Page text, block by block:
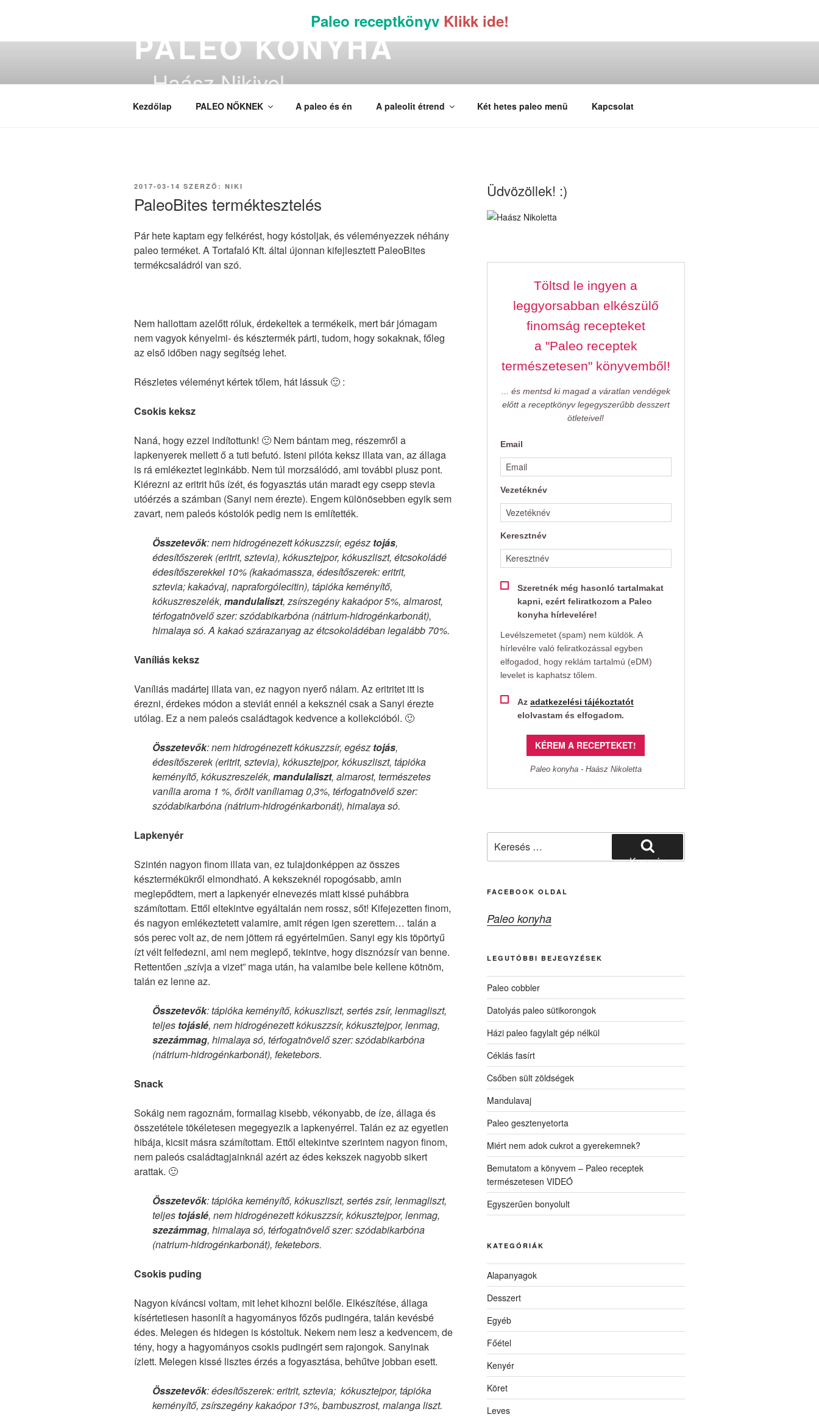
Paleo receptkönyv Klikk ide!
PALEO KONYHA
– Haász Nikivel –
Kezdőlap PALEO NŐKNEK A paleo és én A paleolit étrend Két hetes paleo menü Kapcsolat
BEKÜLDVE:
2017-03-14 SZERZŐ: NIKI
PaleoBites terméktesztelés
Pár hete kaptam egy felkérést, hogy kóstoljak, és véleményezzek néhány
paleo terméket. A Tortafaló Kft. által újonnan kifejlesztett PaleoBites
termékcsaládról van szó.
Nem hallottam azelőtt róluk, érdekeltek a termékeik, mert bár jómagam
nem vagyok kényelmi- és késztermék párti, tudom, hogy sokaknak, főleg
az első időben nagy segítség lehet.
Részletes véleményt kértek tőlem, hát lássuk 🙂 :
Csokis keksz
Naná, hogy ezzel indítottunk! 🙂 Nem bántam meg, részemről a
lapkenyerek mellett ő a tuti befutó. Isteni pilóta keksz illata van, az állaga
is rá emlékeztet leginkább. Nem túl morzsálódó, ami további plusz pont.
Kiérezni az eritrit hűs ízét, és fogyasztás után maradt egy csepp stevia
utóérzés a számban (Sanyi nem érezte). Engem különösebben egyik sem
zavart, nem paleós kóstolók pedig nem is említették.
Összetevők: nem hidrogénezett kókuszzsír, egész tojás,
édesítőszerek (eritrit, sztevia), kókusztejpor, kókuszliszt, étcsokoládé
édesítőszerekkel 10% (kakaómassza, édesítőszerek: eritrit,
sztevia; kakaóvaj, napraforgólecitin), tápióka keményítő,
kókuszreszelék, mandulaliszt, zsírszegény kakaópor 5%, almarost,
térfogatnövelő szer: szódabikarbóna (nátrium-hidrogénkarbonát),
himalaya só. A kakaó szárazanyag az étcsokoládéban legalább 70%.
Vaníliás keksz
Vaníliás madártej illata van, ez nagyon nyerő nálam. Az eritritet itt is
érezni, érdekes módon a steviát ennél a keksznél csak a Sanyi érezte
utólag. Ez a nem paleós családtagok kedvence a kollekcióból. 🙂
Összetevők: nem hidrogénezett kókuszzsír, egész tojás,
édesítőszerek (eritrit, sztevia), kókusztejpor, kókuszliszt, tápióka
keményítő, kókuszreszelék, mandulaliszt, almarost, természetes
vanília aroma 1 %, őrölt vaníliamag 0,3%, térfogatnövelő szer:
szódabikarbóna (nátrium-hidrogénkarbonát), himalaya só.
Lapkenyér
Szintén nagyon finom illata van, ez tulajdonképpen az összes
késztermékükről elmondható. A kekszeknél ropogósabb, amin
meglepődtem, mert a lapkenyér elnevezés miatt kissé puhábbra
számítottam. Ettől eltekintve egyáltalán nem rossz, sőt! Kifejezetten finom,
és nagyon emlékeztetett valamire, amit régen igen szerettem… talán a
sós perec volt az, de nem jöttem rá egyértelműen. Sanyi egy kis töpörtyű
ízt vélt felfedezni, ami nem meglepő, tekintve, hogy disznózsír van benne.
Rettentően „szívja a vizet” maga után, ha valamibe bele kellene kötnöm,
talán ez lenne az.
Összetevők: tápióka keményítő, kókuszliszt, sertés zsír, lenmagliszt,
teljes tojáslé, nem hidrogénezett kókuszzsír, kókusztejpor, lenmag,
szezámmag, himalaya só, térfogatnövelő szer: szódabikarbóna
(nátrium-hidrogénkarbonát), feketebors.
Snack
Sokáig nem ragoznám, formailag kisebb, vékonyabb, de íze, állaga és
összetétele tökéletesen megegyezik a lapkenyérrel. Talán ez az egyetlen
hibája, kicsit másra számítottam. Ettől eltekintve szerintem nagyon finom,
nem paleós családtagjainknál azért az édes kekszek nagyobb sikert
arattak. 🙂
Összetevők: tápióka keményítő, kókuszliszt, sertés zsír, lenmagliszt,
teljes tojáslé, nem hidrogénezett kókuszzsír, kókusztejpor, lenmag,
szezámmag, himalaya só, térfogatnövelő szer: szódabikarbóna
(natrium-hidrogénkarbonát), feketebors.
Csokis puding
Nagyon kíváncsi voltam, mit lehet kihozni belőle. Elkészítése, állaga
kísértetiesen hasonlít a hagyományos főzős pudingéra, talán kevésbé
édes. Melegen és hidegen is kóstoltuk. Nekem nem lesz a kedvencem, de
tény, hogy a hagyományos csokis pudingért sem rajongok. Sanyinak
ízlett. Melegen kissé lisztes érzés a fogyasztása, behűtve jobban esett.
Összetevők: édesítőszerek: eritrit, sztevia; kókusztejpor, tápióka
keményítő, zsírszegény kakaópor 13%, bambuszrost, malanga liszt.
Üdvözöllek! :)
Töltsd le ingyen a
leggyorsabban elkészülő
finomság recepteket
a "Paleo receptek
természetesen" könyvemből!
... és mentsd ki magad a váratlan vendégek
előtt a receptkönyv legegyszerűbb desszert
ötleteivel!
Email
Vezetéknév
Keresztnév
Szeretnék még hasonló tartalmakat
kapni, ezért feliratkozom a Paleo
konyha hírlevelére!
Levélszemetet (spam) nem küldök. A
hírlevélre való feliratkozással egyben
elfogadod, hogy reklám tartalmú (eDM)
levelet is kaphatsz tőlem.
Az adatkezelési tájékoztatót
elolvastam és elfogadom.
KÉREM A RECEPTEKET!
Paleo konyha - Haász Nikoletta
következő
Keresés
FACEBOOK OLDAL
Paleo konyha
LEGUTÓBBI BEJEGYZÉSEK
Paleo cobbler
Datolyás paleo sütikorongok
Házi paleo fagylalt gép nélkül
Céklás fasírt
Csőben sült zöldségek
Mandulavaj
Paleo gesztenyetorta
Miért nem adok cukrot a gyerekemnek?
Bemutatom a könyvem – Paleo receptek
természetesen VIDEÓ
Egyszerűen bonyolult
KATEGÓRIÁK
Alapanyagok
Desszert
Egyéb
Főétel
Kenyér
Köret
Leves